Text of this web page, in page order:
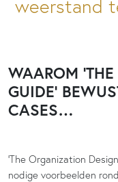
weerstand
WAAROM
GUIDE’
CASES…
‘The Organization
nodige voorbeelden